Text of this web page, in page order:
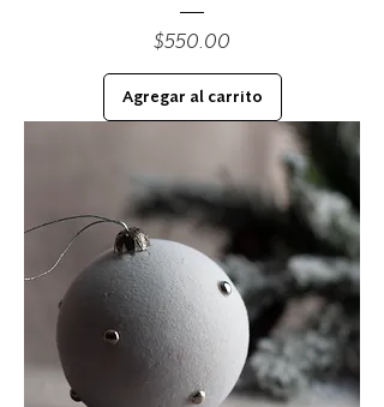
Precio
$550.00
Agregar al carrito